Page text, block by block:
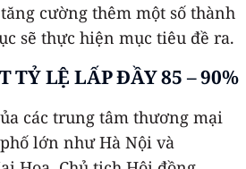
cường thêm một số thành
sẽ thực hiện mục tiêu đề ra.
TỶ LỆ LẤP ĐẦY 85 – 90%
các trung tâm thương mại
lớn như Hà Nội và